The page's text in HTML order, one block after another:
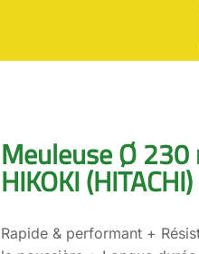
Meuleuse Ø
HIKOKI
Rapide & performant +